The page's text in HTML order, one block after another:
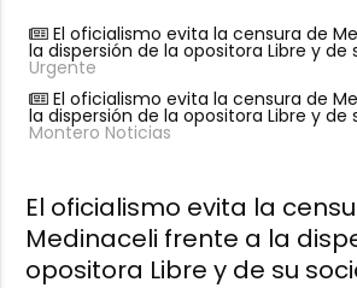
El oficialismo evita la censura de
la dispersión de la opositora Libre y de
Urgente
El oficialismo evita la censura de
la dispersión de la opositora Libre y de
Montero Noticias
El oficialismo evita la
Medinaceli frente a la
opositora Libre y de su